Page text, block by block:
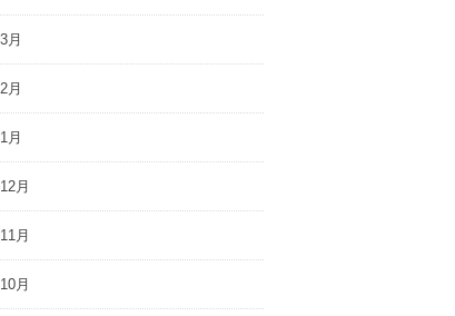
月
月
月
月
月
月